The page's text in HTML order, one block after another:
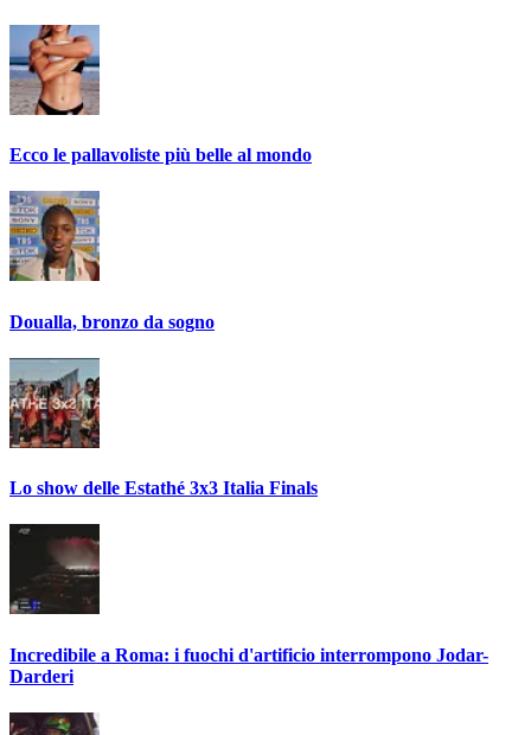
Ecco le pallavoliste più belle al mondo
Doualla, bronzo da sogno
Lo show delle Estathé 3x3 Italia Finals
Incredibile a Roma: i fuochi d'artificio interrompono Jodar-
Darderi